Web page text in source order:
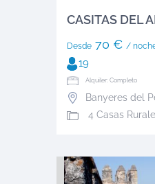
CASITAS DEL
Desde70 € /
19
Alquiler: Completo
Banyeres del
4 Casas